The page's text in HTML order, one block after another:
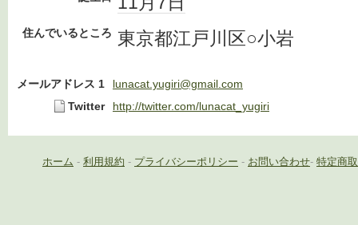
住んでいるところ 東京都江戸川区○小岩
メールアドレス 1
lunacat.yugiri@gmail.com
Twitter
http://twitter.com/lunacat_yugiri
ホーム - 利用規約 - プライバシーポリシー - お問い合わせ- 特定商